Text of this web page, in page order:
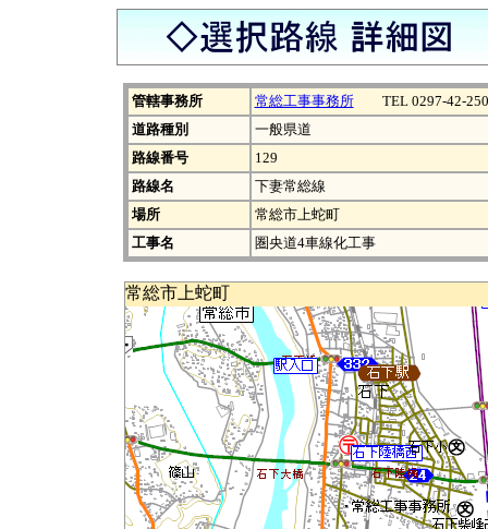
管轄事務所 常総工事事務所TEL 0297-42-
道路種別
一般県道
路線番号
129
路線名
下妻常総線
場所
常総市上蛇町
工事名
圏央道4車線化工事
常総市上蛇町